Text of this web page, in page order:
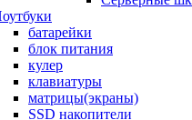
батарейки
блок питания
кулер
клавиатуры
матрицы(экраны)
SSD накопители